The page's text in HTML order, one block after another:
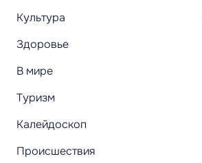
Культура
Здоровье
В мире
Туризм
Калейдоскоп
Происшествия